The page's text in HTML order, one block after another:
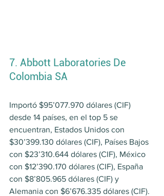
7. Abbott Laboratories De
Colombia SA
Importó $95’077.970 dólares (CIF)
desde 14 países, en el top 5 se
encuentran, Estados Unidos con
$30’399.130 dólares (CIF), Países Bajos
con $23’310.644 dólares (CIF), México
con $12’390.170 dólares (CIF), España
con $8’805.965 dólares (CIF) y
Alemania con $6’676.335 dólares (CIF).